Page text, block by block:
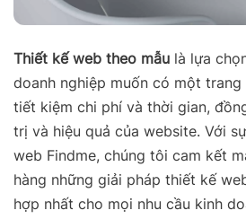
Thiết kế web theo mẫu là lựa
doanh nghiệp muốn có một trang
tiết kiệm chi phí và thời gian,
trị và hiệu quả của website. Với
web Findme, chúng tôi cam kết
hàng những giải pháp thiết kế
hợp nhất cho mọi nhu cầu kinh